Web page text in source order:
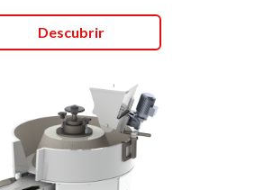
Descubrir